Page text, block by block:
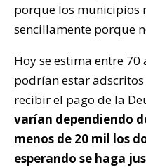
porque los municipios
sencillamente porque
Hoy se estima entre
podrían estar
recibir el pago de la
varían dependiendo
menos de 20 mil los
esperando se haga